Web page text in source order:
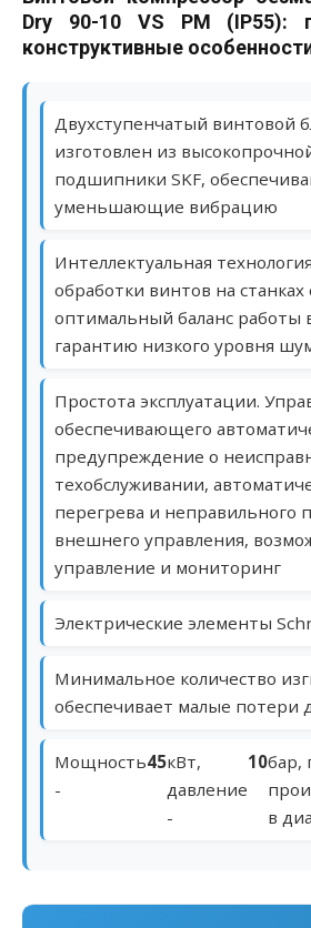
Dry 90-10 VS PM (IP55):
конструктивные
Двухступенчатый винтовой
изготовлен из
подшипники SKF,
уменьшающие вибрацию
Интеллектуальная
обработки винтов на
оптимальный баланс работы
гарантию низкого уровня
Простота эксплуатации.
обеспечивающего
предупреждение о
техобслуживании,
перегрева и неправильного
внешнего управления,
управление и мониторинг
Электрические элементы
Минимальное количество
обеспечивает малые потери
Мощность
-
45кВт,
давление
-
10бар,
в